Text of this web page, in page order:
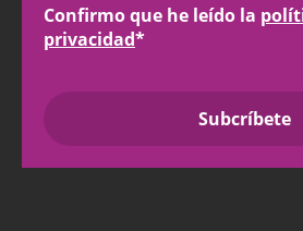
Confirmo que he leído la
privacidad*